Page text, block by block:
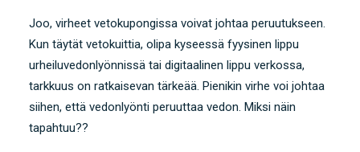
Joo, virheet vetokupongissa voivat johtaa peruutukseen.
Kun täytät vetokuittia, olipa kyseessä fyysinen lippu
urheiluvedonlyönnissä tai digitaalinen lippu verkossa,
tarkkuus on ratkaisevan tärkeää. Pienikin virhe voi johtaa
siihen, että vedonlyönti peruuttaa vedon. Miksi näin
tapahtuu??